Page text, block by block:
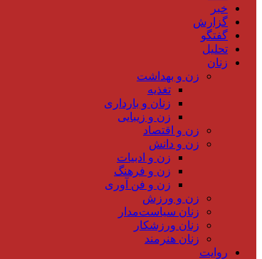
خبر
گزارش
گفتگو
تحلیل
زنان
زن و بهداشت
تغذیه
زنان و بارداری
زن و زیبایی
زن و اقتصاد
زن و دانش
زن و ادبیات
زن و فرهنگ
زن و فن آوری
زن و ورزش
زنان سیاست‌مدار
زنان ورزشکار
زنان هنرمند
روایت